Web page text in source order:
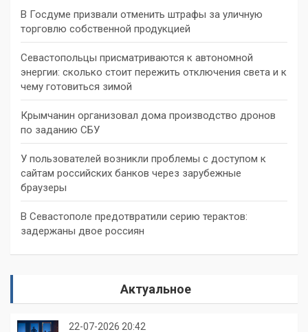
В Госдуме призвали отменить штрафы за уличную
торговлю собственной продукцией
Севастопольцы присматриваются к автономной
энергии: сколько стоит пережить отключения света и к
чему готовиться зимой
Крымчанин организовал дома производство дронов
по заданию СБУ
У пользователей возникли проблемы с доступом к
сайтам российских банков через зарубежные
браузеры
В Севастополе предотвратили серию терактов:
задержаны двое россиян
Актуальное
22-07-2026 20:42